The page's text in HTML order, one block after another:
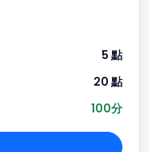
5 點
20 點
100分